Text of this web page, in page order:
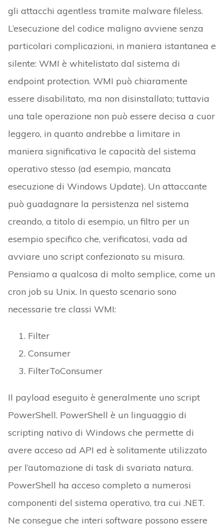
gli attacchi agentless tramite malware fileless.
L’esecuzione del codice maligno avviene senza
particolari complicazioni, in maniera istantanea e
silente: WMI è whitelistato dal sistema di
endpoint protection. WMI può chiaramente
essere disabilitato, ma non disinstallato; tuttavia
una tale operazione non può essere decisa a cuor
leggero, in quanto andrebbe a limitare in
maniera significativa le capacità del sistema
operativo stesso (ad esempio, mancata
esecuzione di Windows Update). Un attaccante
può guadagnare la persistenza nel sistema
creando, a titolo di esempio, un filtro per un
esempio specifico che, verificatosi, vada ad
avviare uno script confezionato su misura.
Pensiamo a qualcosa di molto semplice, come un
cron job su Unix. In questo scenario sono
necessarie tre classi WMI:
Filter
Consumer
FilterToConsumer
Il payload eseguito è generalmente uno script
PowerShell. PowerShell è un linguaggio di
scripting nativo di Windows che permette di
avere acceso ad API ed è solitamente utilizzato
per l’automazione di task di svariata natura.
PowerShell ha acceso completo a numerosi
componenti del sistema operativo, tra cui .NET.
Ne consegue che interi software possono essere